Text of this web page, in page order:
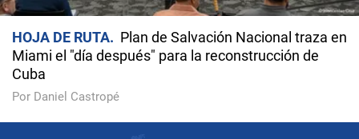
HOJA DE RUTA
Plan de Salvación Nacional traza en
Miami el "día después" para la reconstrucción de
Cuba
Por Daniel Castropé